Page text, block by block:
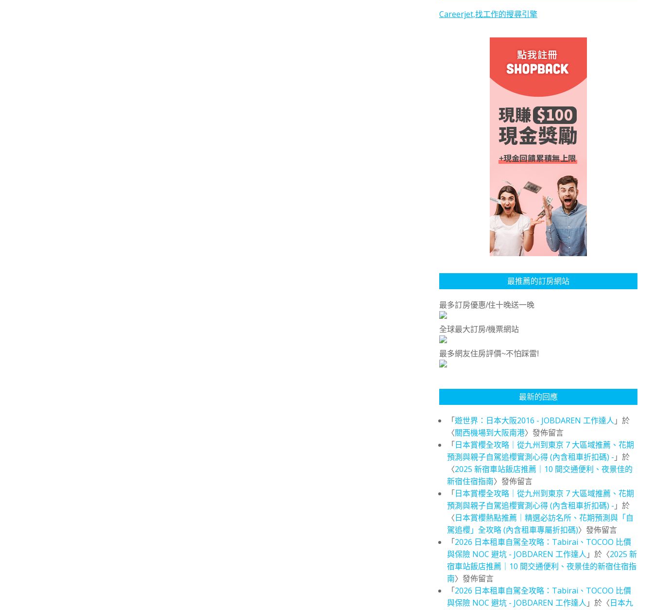
Careerjet,找工作的搜尋引擎
最推薦的訂房網站
最多訂房優惠/住十晚送一晚
全球最大訂房/機票網站
最多網友住房評價~不怕踩雷!
最新的回應
「遊世界：日本大阪2016 - JOBDAREN 工作達人 」於
〈關西機場到大阪南港〉發佈留言
「日本賞櫻全攻略｜從九州到東京 7 大區域推薦、花期
預測與親子自駕追櫻實測心得 (內含租車折扣碼) - 」於
〈2025 新宿車站飯店推薦｜10 間交通便利、夜景佳的
新宿住宿指南〉發佈留言
「日本賞櫻全攻略｜從九州到東京 7 大區域推薦、花期
預測與親子自駕追櫻實測心得 (內含租車折扣碼) - 」於
〈日本賞櫻熱點推薦｜精選必訪名所、花期預測與「自
駕追櫻」全攻略 (內含租車專屬折扣碼)〉發佈留言
「2026 日本租車自駕全攻略：Tabirai、TOCOO 比價
與保險 NOC 避坑 - JOBDAREN 工作達人 」於〈2025 新
宿車站飯店推薦｜10 間交通便利、夜景佳的新宿住宿指
南〉發佈留言
「2026 日本租車自駕全攻略：Tabirai、TOCOO 比價
與保險 NOC 避坑 - JOBDAREN 工作達人 」於〈日本九